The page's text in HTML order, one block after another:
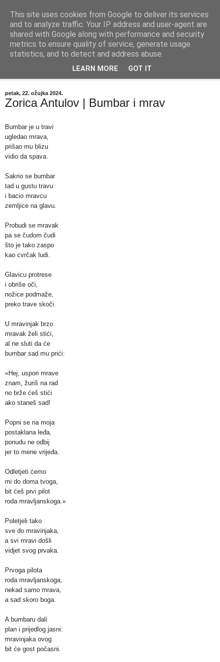
"Kvaka"
Časopis za književnost ISSN 2459-5632
petak, 22. ožujka 2024.
Zorica Antulov | Bumbar i mrav
Bumbar je u travi
ugledao mrava,
prišao mu blizu
vidio da spava.
Sakrio se bumbar
tad u gustu travu
i bacio mravcu
zemljice na glavu.
Probudi se mravak
pa se čudom čudi
što je tako zaspo
kao cvrčak ludi.
Glavicu protrese
i obriše oči,
nožice podmaže,
preko trave skoči.
U mravinjak brzo
mravak želi stići,
al ne sluti da će
bumbar sad mu prići:
«Hej, uspori mrave
znam, žuriš na rad
no brže ćeš stići
ako staneš sad!
Popni se na moja
postaklana leđa,
ponudu ne odbij
jer to mene vrijeđa.
Odletjeti ćemo
mi do doma tvoga,
bit ćeš prvi pilot
roda mravljanskoga.»
Poletjeli tako
sve do mravinjaka,
a svi mravi došli
vidjet svog prvaka.
Prvoga pilota
roda mravljanskoga,
nekad samo mrava,
a sad skoro boga.
A bumbaru dali
plan i prijedlog jasni:
mravinjaka ovog
bit će gost počasni.
This site uses cookies from Google to deliver its services
and to analyze traffic. Your IP address and user-agent are
shared with Google along with performance and security
metrics to ensure quality of service, generate usage
statistics, and to detect and address abuse.
LEARN MORE GOT IT